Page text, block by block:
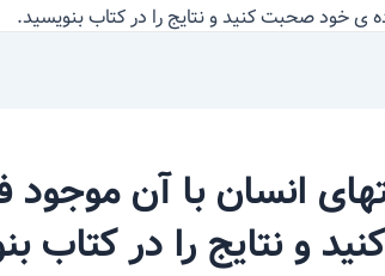
ی خود صحبت کنید و نتایج را در کتاب بنویسید.
انسان با آن موجود
و نتایج را در کتاب